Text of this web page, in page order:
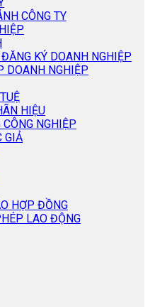
CÔNG TY
KÝ DOANH NGHIỆP
DOANH NGHIỆP
HIỆU
NGHIỆP
GIẢ
HỢP ĐỒNG
LAO ĐỘNG